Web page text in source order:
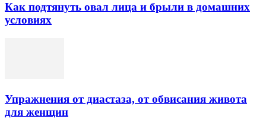
Как подтянуть овал лица и брыли в домашних
условиях
Упражнения от диастаза, от обвисания живота
для женщин